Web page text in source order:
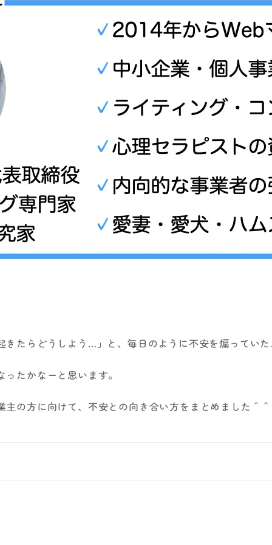
たらどうしよう…」と、毎日のように不安を煽ってい
たかなーと思います。
の方に向けて、不安との向き合い方をまとめました＾＾